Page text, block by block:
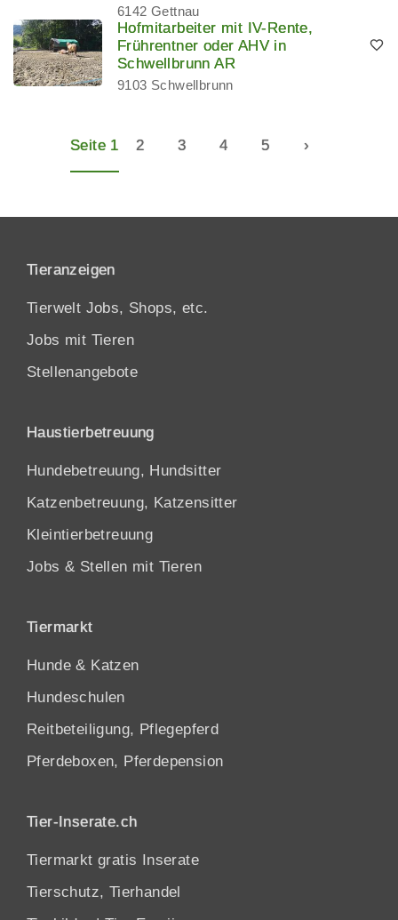
6142 Gettnau
Hofmitarbeiter mit IV-Rente,
Frührentner oder AHV in
Schwellbrunn AR
9103 Schwellbrunn
Seite 1 2 3 4 5 ›
Tieranzeigen
Tierwelt Jobs, Shops, etc.
Jobs mit Tieren
Stellenangebote
Haustierbetreuung
Hundebetreuung, Hundsitter
Katzenbetreuung, Katzensitter
Kleintierbetreuung
Jobs & Stellen mit Tieren
Tiermarkt
Hunde & Katzen
Hundeschulen
Reitbeteiligung, Pflegepferd
Pferdeboxen, Pferdepension
Tier-Inserate.ch
Tiermarkt gratis Inserate
Tierschutz, Tierhandel